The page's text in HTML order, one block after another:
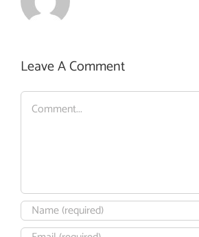
Leave A Comment
Comment